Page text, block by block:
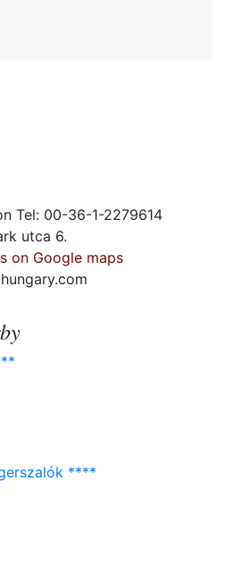
Tel: 00-36-1-2279614
utca 6.
on Google maps
****